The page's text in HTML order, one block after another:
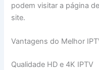
podem visitar a página
site.
Vantagens do Melhor
Qualidade HD e 4K IPTV